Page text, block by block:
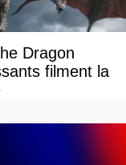
Dragon
filment la